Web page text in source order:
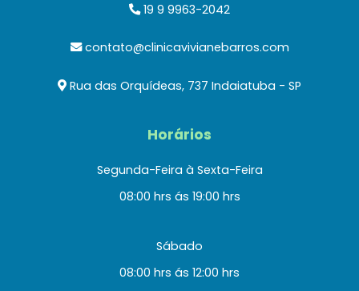
19 9 9963-2042
contato@clinicavivianebarros.com
Rua das Orquídeas, 737 Indaiatuba - SP
Horários
Segunda-Feira à Sexta-Feira
08:00 hrs ás 19:00 hrs
Sábado
08:00 hrs ás 12:00 hrs